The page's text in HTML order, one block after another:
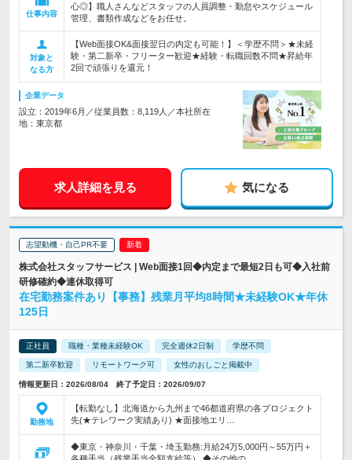
仕事内容
心◎】職人さんなどスタッフの人員調整・勤怠やスケジュール
管理、書類作成などをお任せ。
対象と
なる方
【Web面接OK&面接翌日の内定も可能！】＜学歴不問＞★未経
験・第二新卒・フリーター歓迎★経験・転職回数不問★昇給年
2回で頑張りを還元！
企業データ
設立：2019年6月／従業員数：8,119人／本社所在
地：東京都
求人詳細を見る 気になる
志望動機・自己PR不要
株式会社スタッフサービス | Web面接1回◆内定まで最短2日も可◆入社前
研修確約◆連休取得可
在宅勤務案件あり【事務】残業月平均8時間★未経験OK★年休
125日
正社員 職種・業種未経験OK 完全週休2日制 学歴不問
第二新卒歓迎 リモートワーク可 女性のおしごと掲載中
情報更新日：2026/08/04 終了予定日：2026/09/07
勤務地
【転勤なし】北海道から九州まで46都道府県の各プロジェクト
先(★テレワーク実績あり) ★面接地エリ…
◆東京・神奈川・千葉・埼玉勤務:月給24万5,000円～55万円＋